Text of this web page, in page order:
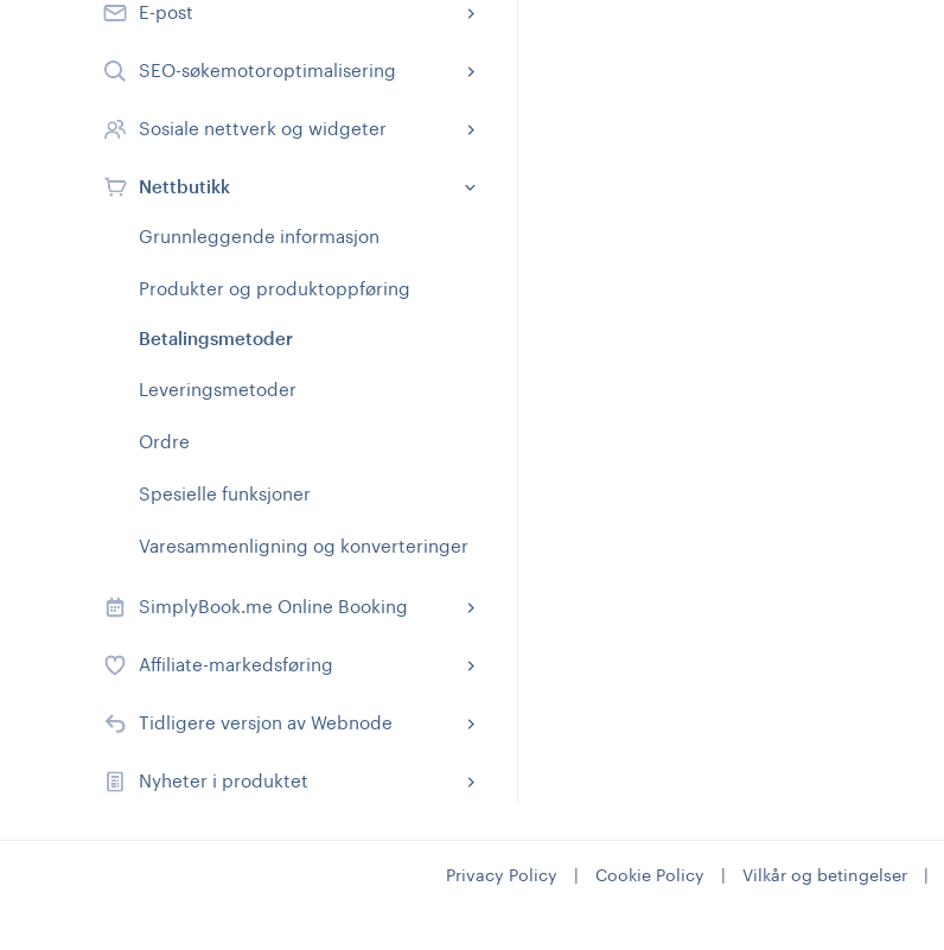
E-post
SEO-søkemotoroptimalisering
Sosiale nettverk og widgeter
Nettbutikk
Grunnleggende informasjon
Produkter og produktoppføring
Betalingsmetoder
Leveringsmetoder
Ordre
Spesielle funksjoner
Varesammenligning og konverteringer
SimplyBook.me Online Booking
Affiliate-markedsføring
Tidligere versjon av Webnode
Nyheter i produktet
Privacy Policy | Cookie Policy | Vilkår og betingelser |